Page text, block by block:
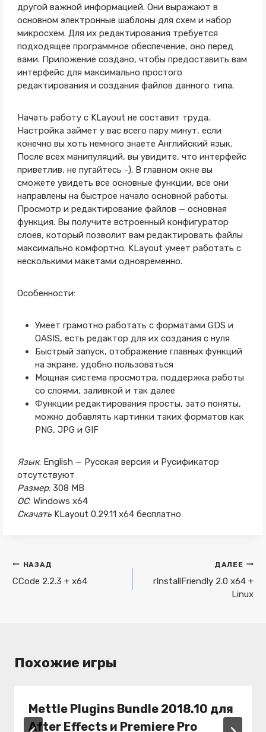
другой важной информацией. Они выражают в
основном электронные шаблоны для схем и набор
микросхем. Для их редактирования требуется
подходящее программное обеспечение, оно перед
вами. Приложение создано, чтобы предоставить вам
интерфейс для максимально простого
редактирования и создания файлов данного типа.
Начать работу с KLayout не составит труда.
Настройка займет у вас всего пару минут, если
конечно вы хоть немного знаете Английский язык.
После всех манипуляций, вы увидите, что интерфейс
приветлив, не пугайтесь -). В главном окне вы
сможете увидеть все основные функции, все они
направлены на быстрое начало основной работы.
Просмотр и редактирование файлов — основная
функция. Вы получите встроенный конфигуратор
слоев, который позволит вам редактировать файлы
максимально комфортно. KLayout умеет работать с
несколькими макетами одновременно.
Особенности:
Умеет грамотно работать с форматами GDS и
OASIS, есть редактор для их создания с нуля
Быстрый запуск, отображение главных функций
на экране, удобно пользоваться
Мощная система просмотра, поддержка работы
со слоями, заливкой и так далее
Функции редактирования просты, зато поняты,
можно добавлять картинки таких форматов как
PNG, JPG и GIF
Язык: English — Русская версия и Русификатор
отсутствуют
Размер: 308 MB
ОС: Windows x64
Скачать KLayout 0.29.11 x64 бесплатно
Навигация
по
НАЗАД
CCode 2.2.3 + x64
ДАЛЕЕ
rInstallFriendly 2.0 x64 +
Linux
Похожие игры
Mettle Plugins Bundle 2018.10 для
After Effects и Premiere Pro